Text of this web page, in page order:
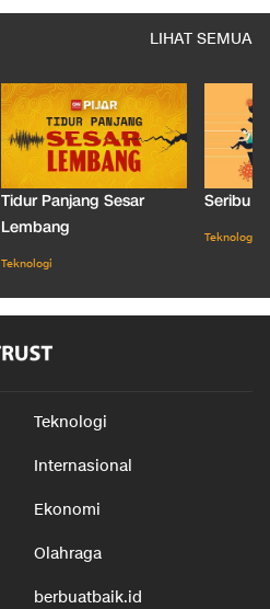
LIHAT SEMUA
Tidur Panjang Sesar
Lembang
Teknologi
Seribu
Teknologi
Teknologi
Internasional
Ekonomi
Olahraga
berbuatbaik.id